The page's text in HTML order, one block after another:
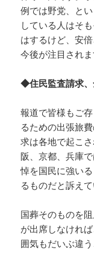
例では野党、と
している人はそ
はするけど、安
今後が注目されま
◆住民監査請求
報道で皆様もご
るための出張旅
求は各地で起こ
阪、京都、兵庫
悼を国民に強い
るものだと訴えて
国葬そのものを
が出席しなけれ
囲気もだいぶ違